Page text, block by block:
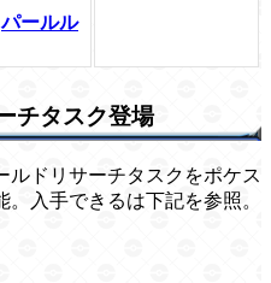
パールル
チタスク登場
ルドリサーチタスクをポケス
。入手できるは下記を参照。